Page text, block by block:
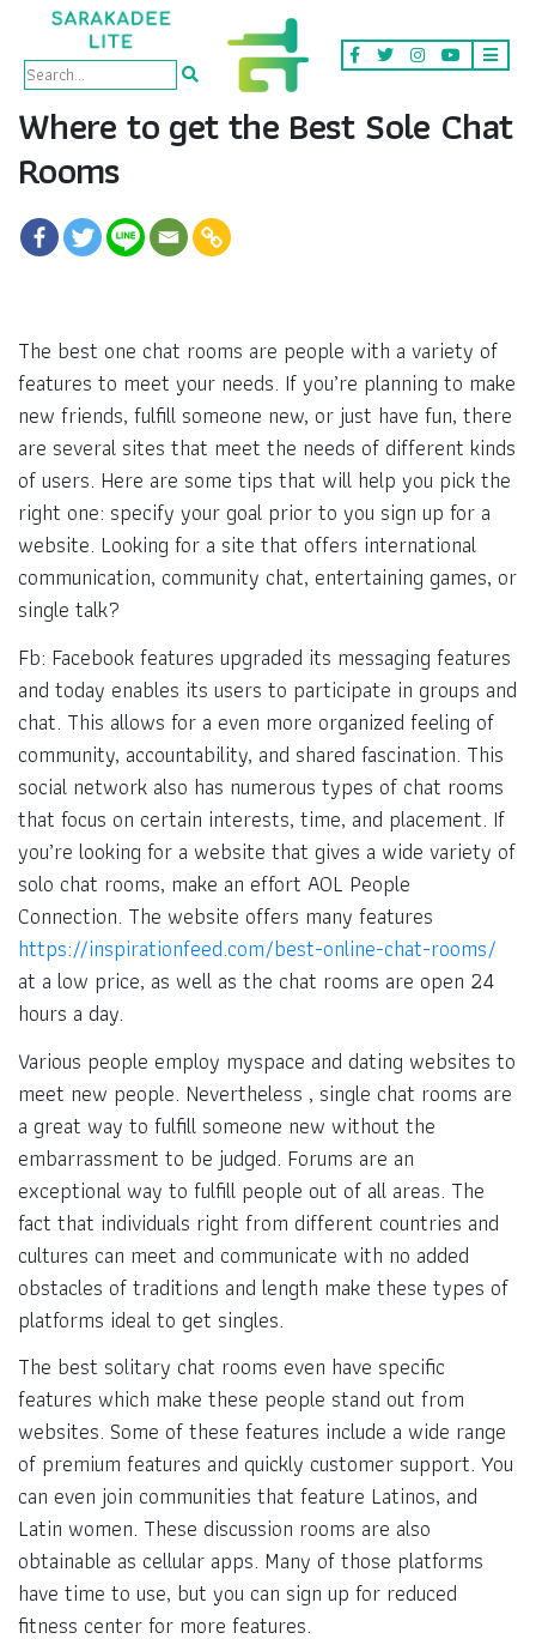
Where to get the Best Sole Chat
Rooms
The best one chat rooms are people with a variety of
features to meet your needs. If you’re planning to make
new friends, fulfill someone new, or just have fun, there
are several sites that meet the needs of different kinds
of users. Here are some tips that will help you pick the
right one: specify your goal prior to you sign up for a
website. Looking for a site that offers international
communication, community chat, entertaining games, or
single talk?
Fb: Facebook features upgraded its messaging features
and today enables its users to participate in groups and
chat. This allows for a even more organized feeling of
community, accountability, and shared fascination. This
social network also has numerous types of chat rooms
that focus on certain interests, time, and placement. If
you’re looking for a website that gives a wide variety of
solo chat rooms, make an effort AOL People
Connection. The website offers many features
https://inspirationfeed.com/best-online-chat-rooms/
at a low price, as well as the chat rooms are open 24
hours a day.
Various people employ myspace and dating websites to
meet new people. Nevertheless , single chat rooms are
a great way to fulfill someone new without the
embarrassment to be judged. Forums are an
exceptional way to fulfill people out of all areas. The
fact that individuals right from different countries and
cultures can meet and communicate with no added
obstacles of traditions and length make these types of
platforms ideal to get singles.
The best solitary chat rooms even have specific
features which make these people stand out from
websites. Some of these features include a wide range
of premium features and quickly customer support. You
can even join communities that feature Latinos, and
Latin women. These discussion rooms are also
obtainable as cellular apps. Many of those platforms
have time to use, but you can sign up for reduced
fitness center for more features.